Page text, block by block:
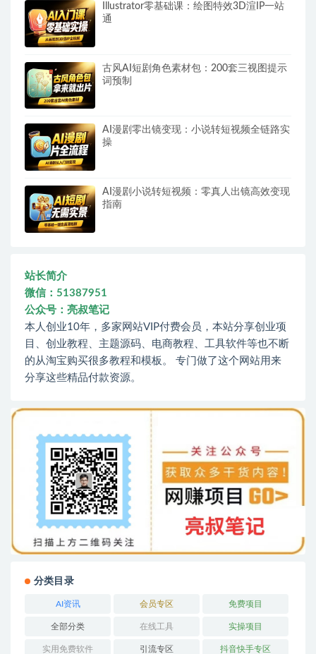
Illustrator零基础课：绘图特效3D渲IP一站
通
古风AI短剧角色素材包：200套三视图提示
词预制
AI漫剧零出镜变现：小说转短视频全链路实
操
AI漫剧小说转短视频：零真人出镜高效变现
指南
站长简介
微信：51387951
公众号：亮叔笔记
本人创业10年，多家网站VIP付费会员，本站分享创业项
目、创业教程、主题源码、电商教程、工具软件等也不断
的从淘宝购买很多教程和模板。 专门做了这个网站用来
分享这些精品付款资源。
分类目录
AI资讯 会员专区 免费项目
全部分类 在线工具 实操项目
实用免费软件 引流专区 抖音快手专区